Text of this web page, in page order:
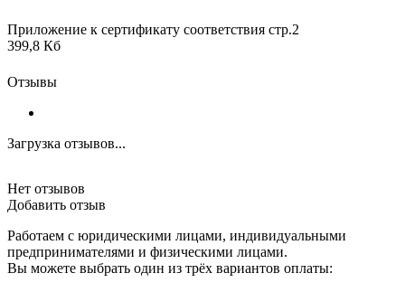
Приложение к сертификату соответствия стр.2
399,8 Кб
Отзывы
Загрузка отзывов...
Нет отзывов
Добавить отзыв
Работаем с юридическими лицами, индивидуальными
предпринимателями и физическими лицами.
Вы можете выбрать один из трёх вариантов оплаты: